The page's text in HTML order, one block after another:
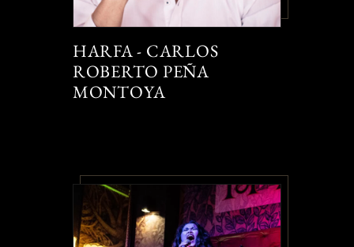
HARFA - CARLOS
ROBERTO PEÑA
MONTOYA